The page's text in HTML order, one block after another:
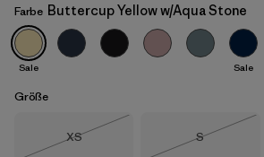
Buttercup Yellow w/Aqua Stone
Farbe Buttercup Yellow w/Aqua Stone
Sale Sale
Größe
Größe
XS
Größe
S